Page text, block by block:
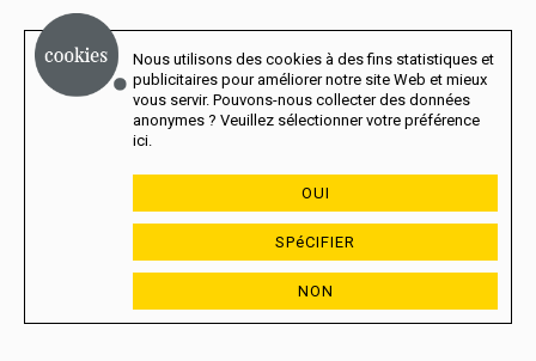
Nous utilisons des cookies à des fins statistiques et
publicitaires pour améliorer notre site Web et mieux
vous servir. Pouvons-nous collecter des données
anonymes ? Veuillez sélectionner votre préférence
ici.
OUI
SPéCIFIER
NON